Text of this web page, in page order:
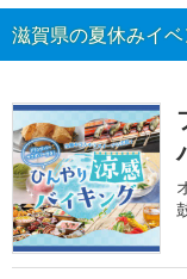
滋賀県の夏休みイ